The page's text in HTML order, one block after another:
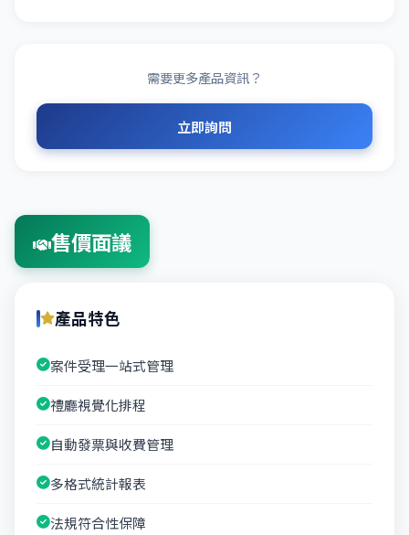
需要更多產品資訊？
立即詢問
售價面議
產品特色
案件受理一站式管理
禮廳視覺化排程
自動發票與收費管理
多格式統計報表
法規符合性保障